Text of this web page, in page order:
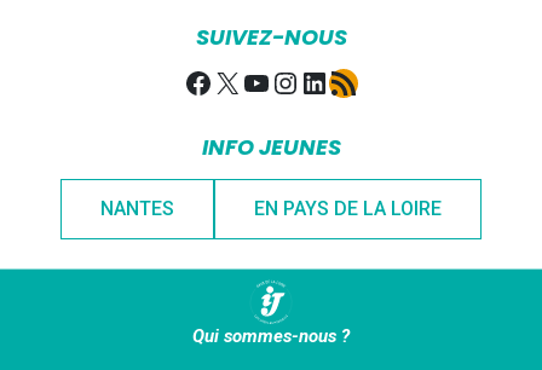
SUIVEZ-NOUS
Facebook
X YouTube
Instagram
LinkedIn
Flux RSS
INFO JEUNES
NANTES EN PAYS DE LA LOIRE
Qui sommes-nous ?